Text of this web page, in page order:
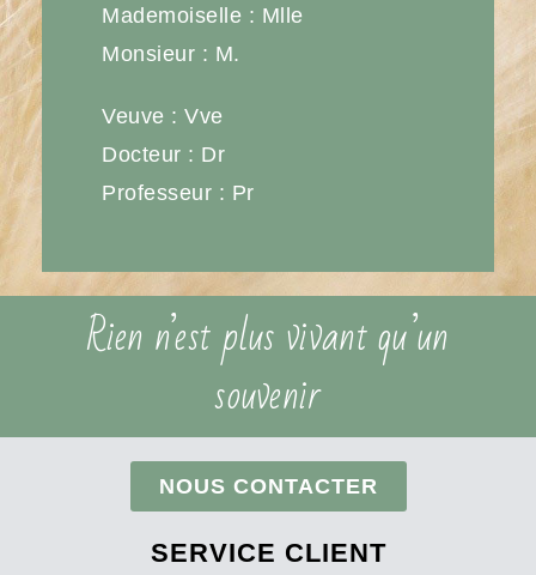
Mademoiselle : Mlle
Monsieur : M.
Veuve : Vve
Docteur : Dr
Professeur : Pr
Rien n’est plus vivant qu’un
souvenir
NOUS CONTACTER
SERVICE CLIENT